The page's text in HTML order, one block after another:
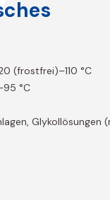
(frostfrei)–110 °C
°C
Glykollösungen